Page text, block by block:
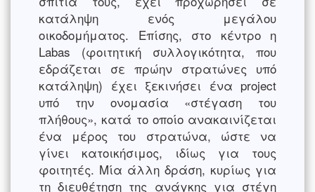
κατάληψη ενός μεγάλου
οικοδομήματος. Επίσης, στο κέντρο η
Labas (φοιτητική συλλογικότητα, που
εδράζεται σε πρώην στρατώνες υπό
κατάληψη) έχει ξεκινήσει ένα project
υπό την ονομασία «στέγαση του
πλήθους», κατά το οποίο ανακαινίζεται
ένα μέρος του στρατώνα, ώστε να
γίνει κατοικήσιμος, ιδίως για τους
φοιτητές. Μία άλλη δράση, κυρίως για
τη διευθέτηση της ανάγκης για στέγη